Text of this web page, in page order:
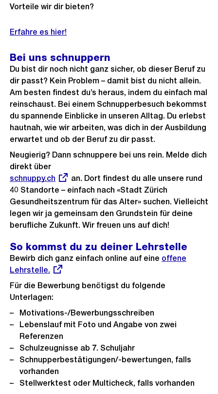
Vorteile wir dir bieten?
Erfahre es hier!
Bei uns schnuppern
Du bist dir noch nicht ganz sicher, ob dieser Beruf zu
dir passt? Kein Problem – damit bist du nicht allein.
Am besten findest du’s heraus, indem du einfach mal
reinschaust. Bei einem Schnupperbesuch bekommst
du spannende Einblicke in unseren Alltag. Du erlebst
hautnah, wie wir arbeiten, was dich in der Ausbildung
erwartet und ob der Beruf zu dir passt.
Neugierig? Dann schnuppere bei uns rein. Melde dich
direkt über
Externer
Link:
schnuppy.ch
an. Dort findest du alle unsere rund
40 Standorte – einfach nach «Stadt Zürich
Gesundheitszentrum für das Alter» suchen. Vielleicht
legen wir ja gemeinsam den Grundstein für deine
berufliche Zukunft. Wir freuen uns auf dich!
So kommst du zu deiner Lehrstelle
Bewirb dich ganz einfach online auf eine Externer
offene
Lehrstelle.
Für die Bewerbung benötigst du folgende
Unterlagen:
Motivations-/Bewerbungsschreiben
Lebenslauf mit Foto und Angabe von zwei
Referenzen
Schulzeugnisse ab 7. Schuljahr
Schnupperbestätigungen/-bewertungen, falls
vorhanden
Stellwerktest oder Multicheck, falls vorhanden